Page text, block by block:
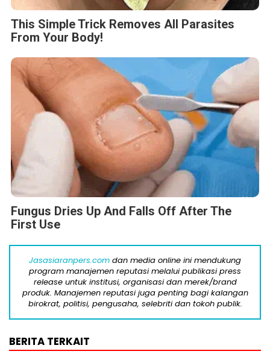
This Simple Trick Removes All Parasites
From Your Body!
Fungus Dries Up And Falls Off After The
First Use
Jasasiaranpers.com dan media online ini mendukung
program manajemen reputasi melalui publikasi press
release untuk institusi, organisasi dan merek/brand
produk. Manajemen reputasi juga penting bagi kalangan
birokrat, politisi, pengusaha, selebriti dan tokoh publik.
BERITA TERKAIT